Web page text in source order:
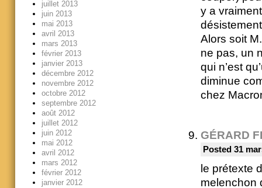
y a
Alors soit
ne pas, un
qui n’est
diminue
chez
GÉRARD
Posted 31
le prétexte
melenchon
juillet 2013
juin 2013
mai 2013
avril 2013
mars 2013
février 2013
janvier 2013
décembre 2012
novembre 2012
octobre 2012
septembre 2012
août 2012
juillet 2012
juin 2012
mai 2012
avril 2012
mars 2012
février 2012
janvier 2012